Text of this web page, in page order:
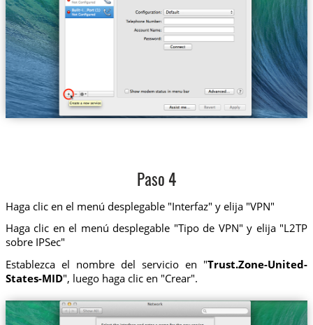
Paso 4
Haga clic en el menú desplegable "Interfaz" y elija "VPN"
Haga clic en el menú desplegable "Tipo de VPN" y elija "L2TP
sobre IPSec"
Establezca el nombre del servicio en "Trust.Zone-United-
States-MID", luego haga clic en "Crear".